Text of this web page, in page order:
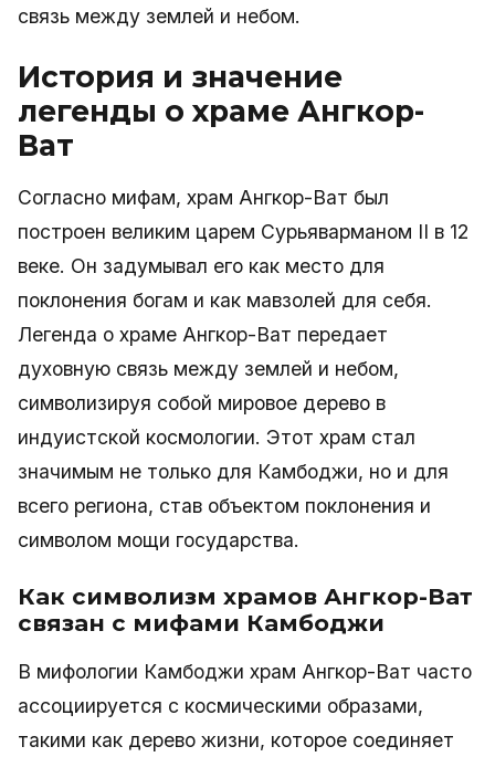
связь между землей и небом.
История и значение
легенды о храме Ангкор-
Ват
Согласно мифам, храм Ангкор-Ват был
построен великим царем Сурьяварманом II в 12
веке. Он задумывал его как место для
поклонения богам и как мавзолей для себя.
Легенда о храме Ангкор-Ват передает
духовную связь между землей и небом,
символизируя собой мировое дерево в
индуистской космологии. Этот храм стал
значимым не только для Камбоджи, но и для
всего региона, став объектом поклонения и
символом мощи государства.
Как символизм храмов Ангкор-Ват
связан с мифами Камбоджи
В мифологии Камбоджи храм Ангкор-Ват часто
ассоциируется с космическими образами,
такими как дерево жизни, которое соединяет